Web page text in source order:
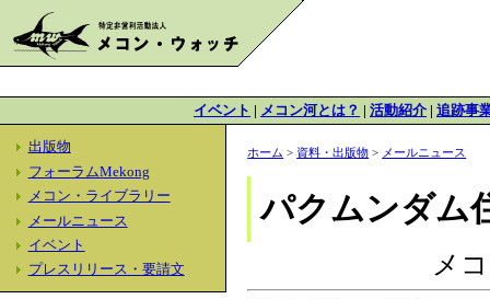
イベント | メコン河とは？ | 活動紹介 | 追跡事
出版物
フォーラムMekong
メコン・ライブラリー
メールニュース
イベント
プレスリリース・要請文
ホーム > 資料・出版物 > メールニュース
パクムンダム
メ